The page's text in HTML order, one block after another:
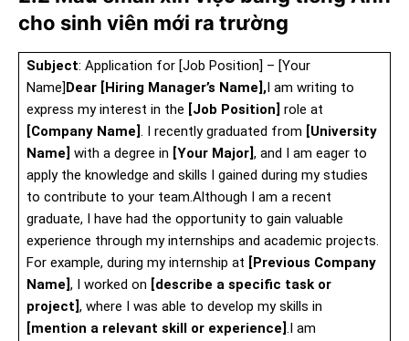
cho sinh viên mới ra trường
Subject: Application for [Job Position] – [Your
Name]Dear [Hiring Manager’s Name],I am writing to
express my interest in the [Job Position] role at
[Company Name]. I recently graduated from [University
Name] with a degree in [Your Major], and I am eager to
apply the knowledge and skills I gained during my studies
to contribute to your team.Although I am a recent
graduate, I have had the opportunity to gain valuable
experience through my internships and academic projects.
For example, during my internship at [Previous Company
Name], I worked on [describe a specific task or
project], where I was able to develop my skills in
[mention a relevant skill or experience].I am